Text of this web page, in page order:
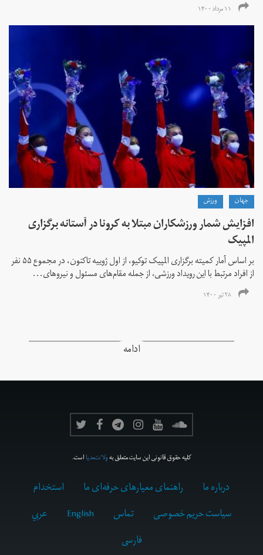
۱۱ مرداد ۱۴۰۰
جهان ورزش
افزایش شمار ورزشکاران مبتلا به کرونا در آستانه برگزاری
المپیک
بر اساس آمار کمیته برگزاری المپیک توکیو، از اول ژوییه تاکنون، در مجموع ۵۵ نفر
از افراد مرتبط با این رویداد ورزشی، از جمله مقام‌های مسئول و نیروهای...
۲۸ تیر ۱۴۰۰
ادامه
کلیه حقوق قانونی این سایت متعلق بهولانت‌مدیااست.
درباره ما راهنمای معیارهای حرفه‌ای ما
استخدام
سیاست حریم خصوصی
تماس English
عربي
فارسى